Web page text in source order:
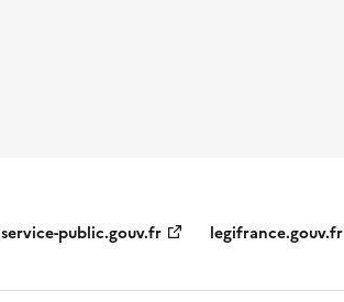
service-public.gouv.fr legifrance.gouv.fr